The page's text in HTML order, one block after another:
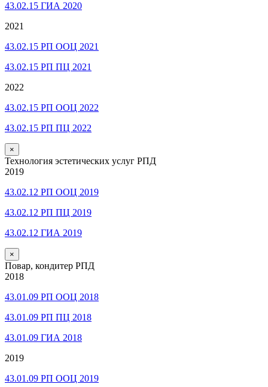
43.02.15 ГИА 2020
2021
43.02.15 РП ООЦ 2021
43.02.15 РП ПЦ 2021
2022
43.02.15 РП ООЦ 2022
43.02.15 РП ПЦ 2022
×
Технология эстетических услуг РПД
2019
43.02.12 РП ООЦ 2019
43.02.12 РП ПЦ 2019
43.02.12 ГИА 2019
×
Повар, кондитер РПД
2018
43.01.09 РП ООЦ 2018
43.01.09 РП ПЦ 2018
43.01.09 ГИА 2018
2019
43.01.09 РП ООЦ 2019